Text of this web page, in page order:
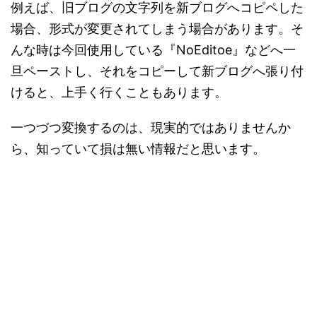
例えば、旧ブログの文字列を新ブログへコピペした
場合、形式が変更されてしまう場合があります。そ
んな時は今回使用している『NoEditoe』などへ一
旦ペーストし、それをコピーして新ブログへ張り付
けると、上手く行くこともあります。
一つづつ変換するのは、現実的ではありませんか
ら、知っていて損は無い情報だと思います。